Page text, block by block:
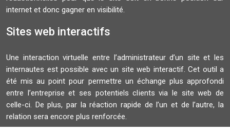
internet et donc gagner en visibilité.
Sites web interactifs
Une interaction virtuelle entre l’administrateur d’un site et les
internautes est possible avec un site web interactif. Cet outil a
été mis au point pour permettre un échange plus approfondi
entre l’entreprise et ses potentiels clients via le site web de
celle-ci. De plus, par la réaction rapide de l’un et de l’autre, la
relation sera encore plus renforcée.